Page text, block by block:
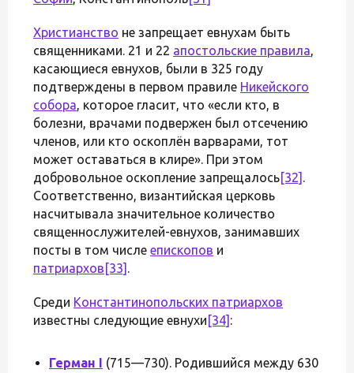
Христианство не запрещает евнухам быть
священниками. 21 и 22 апостольские правила,
касающиеся евнухов, были в 325 году
подтверждены в первом правиле Никейского
собора, которое гласит, что «если кто, в
болезни, врачами подвержен был отсечению
членов, или кто оскоплён варварами, тот
может оставаться в клире». При этом
добровольное оскопление запрещалось[32] .
Соответственно, византийская церковь
насчитывала значительное количество
священнослужителей-евнухов, занимавших
посты в том числе епископов и
патриархов [33] .
Среди Константинопольских патриархов
известны следующие евнухи [34] :
Герман I (715—730). Родившийся между 630